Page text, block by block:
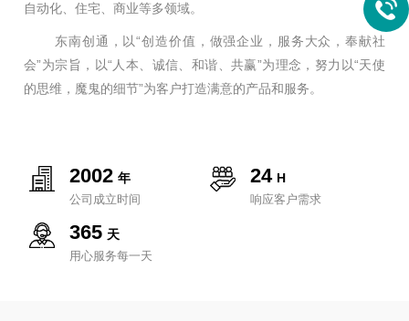
自动化、住宅、商业等多领域。
东南创通，以“创造价值，做强企业，服务大众，奉献社
会”为宗旨，以“人本、诚信、和谐、共赢”为理念，努力以“天使
的思维，魔鬼的细节”为客户打造满意的产品和服务。
2002 年
公司成立时间
24 H
响应客户需求
365 天
用心服务每一天